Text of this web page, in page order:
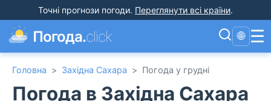
Точні прогнози погоди. Переглянути всі країни.
Погода.click 🌐 ☰
Головна > Західна Сахара > Погода у грудні
Погода в Західна Сахара